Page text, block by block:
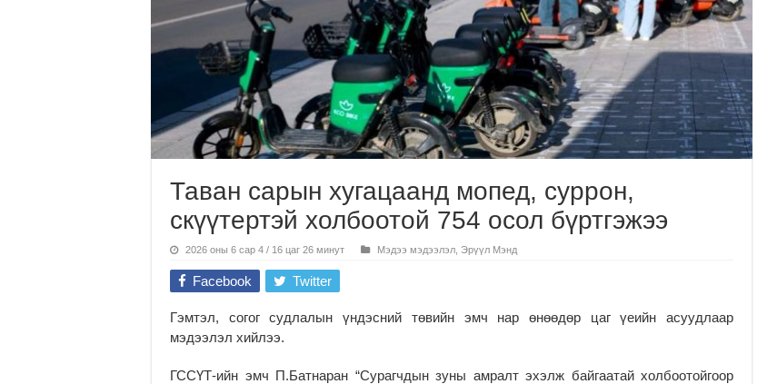
Таван сарын хугацаанд мопед, суррон,
скүүтертэй холбоотой 754 осол бүртгэжээ
2026 оны 6 сар 4 / 16 цаг 26 минут Мэдээ мэдээлэл Эрүүл Мэнд
Facebook Twitter
Гэмтэл, согог судлалын үндэсний төвийн эмч нар өнөөдөр цаг үеийн асуудлаар
мэдээлэл хийлээ.
ГССҮТ-ийн эмч П.Батнаран “Сурагчдын зуны амралт эхэлж байгаатай холбоотойгоор